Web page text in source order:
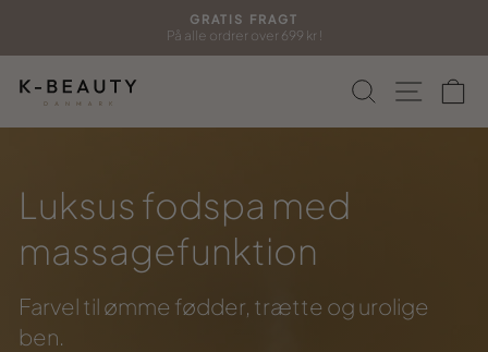
indhold
Sæt
GRATIS FRAGT
På alle ordrer over 699 kr !
Søg Side
Luksus fodspa med
massagefunktion
Farvel til ømme fødder, trætte og urolige
ben.